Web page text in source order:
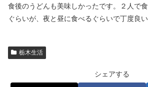
食後のうどんも美味しかったです。２人で
ぐらいが、夜と昼に食べるぐらいで丁度良い
栃木生活
シェアする